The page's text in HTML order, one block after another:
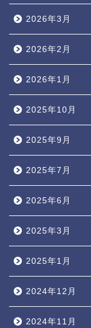
2026年3月
2026年2月
2026年1月
2025年10月
2025年9月
2025年7月
2025年6月
2025年3月
2025年1月
2024年12月
2024年11月